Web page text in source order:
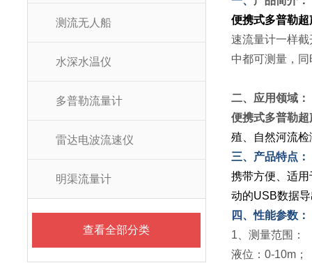
测流无人船
水深水温仪
多普勒流量计
雷达电波流速仪
明渠流量计
查看全部分类
便携式多普勒
速流量计一样
中都可测量，
二、应用领域：
便携式多普勒
殖、自然河流
三、产品特点：
携带方便、适
动的USB数据
四、性能参数：
1、测量范围：
液位：0-10m